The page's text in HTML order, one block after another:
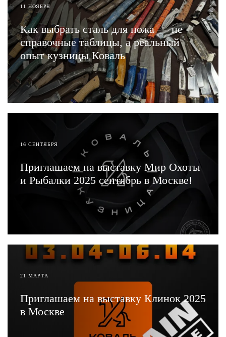
11 НОЯБРЯ
Как выбрать сталь для ножа — не
справочные таблицы, а реальный
опыт кузницы Коваль
ЧИТАТЬ
16 СЕНТЯБРЯ
Приглашаем на выставку Мир Охоты
и Рыбалки 2025 сентябрь в Москве!
21 МАРТА
Приглашаем на выставку Клинок 2025
в Москве